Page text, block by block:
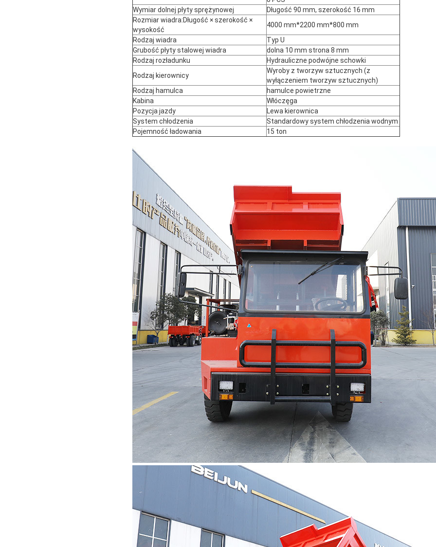
Wymiar dolnej płyty sprężynowej
Długość 90 mm, szerokość 16 mm
Rozmiar wiadra:Długość × szerokość ×
wysokość
4000 mm*2200 mm*800 mm
Rodzaj wiadra
Typ U
Grubość płyty stalowej wiadra
dolna 10 mm strona 8 mm
Rodzaj rozładunku
Hydrauliczne podwójne schowki
Rodzaj kierownicy
Wyroby z tworzyw sztucznych (z
wyłączeniem tworzyw sztucznych)
Rodzaj hamulca
hamulce powietrzne
Kabina
Włóczęga
Pozycja jazdy
Lewa kierownica
System chłodzenia
Standardowy system chłodzenia wodnym
Pojemność ładowania
15 ton